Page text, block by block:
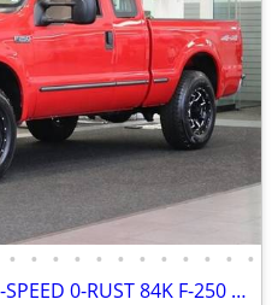
• • • • • • • • • • • •
1999 FORD F-250 V-10 4X4 5-SPEED 0-RUST 84K F-250 F350 2000 2001 2002